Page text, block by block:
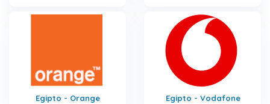
Egipto - Orange Egipto - Vodafone